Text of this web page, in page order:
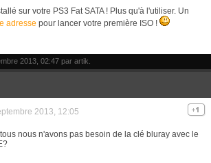
sur votre PS3 Fat SATA ! Plus qu'à l'utiliser. Un
adresse pour lancer votre première ISO !
2013, 02:47 par artik
2013, 12:05
nous n'avons pas besoin de la clé bluray avec le